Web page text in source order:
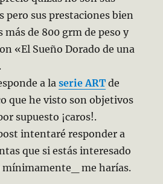
pero sus prestaciones bien
más de 800 grm de peso y
«El Sueño Dorado de una
a laserie ART de
que he visto son objetivos
supuesto ¡caros!.
intentaré responder a
que si estás interesado
mínimamente_ me harías.